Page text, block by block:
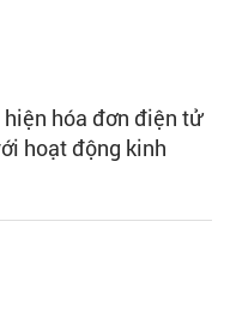
hóa đơn điện tử
hoạt động kinh